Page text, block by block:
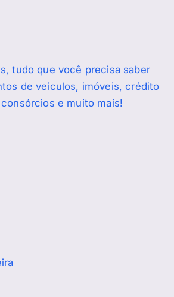
tudo que você precisa saber
de veículos, imóveis, crédito
e muito mais!